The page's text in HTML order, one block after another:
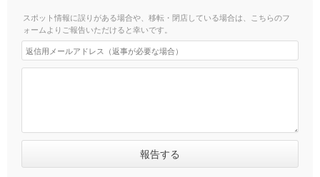
スポット情報に誤りがある場合や、移転・閉店している場合は、こちらのフ
ォームよりご報告いただけると幸いです。